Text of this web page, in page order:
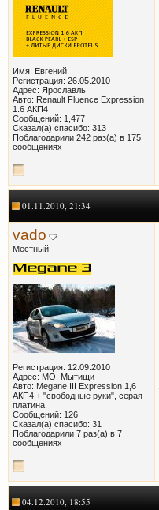
Имя: Евгений
Регистрация: 26.05.2010
Адрес: Ярославль
Авто: Renault Fluence Expression
1.6 АКП4
Сообщений: 1,477
Сказал(а) спасибо: 313
Поблагодарили 242 раз(а) в 175
сообщениях
01.11.2010, 21:34
vado
Местный
Регистрация: 12.09.2010
Адрес: МО, Мытищи
Авто: Megane III Expression 1,6
AКП4 + "свободные руки", серая
платина.
Сообщений: 126
Сказал(а) спасибо: 31
Поблагодарили 7 раз(а) в 7
сообщениях
04.12.2010, 18:55